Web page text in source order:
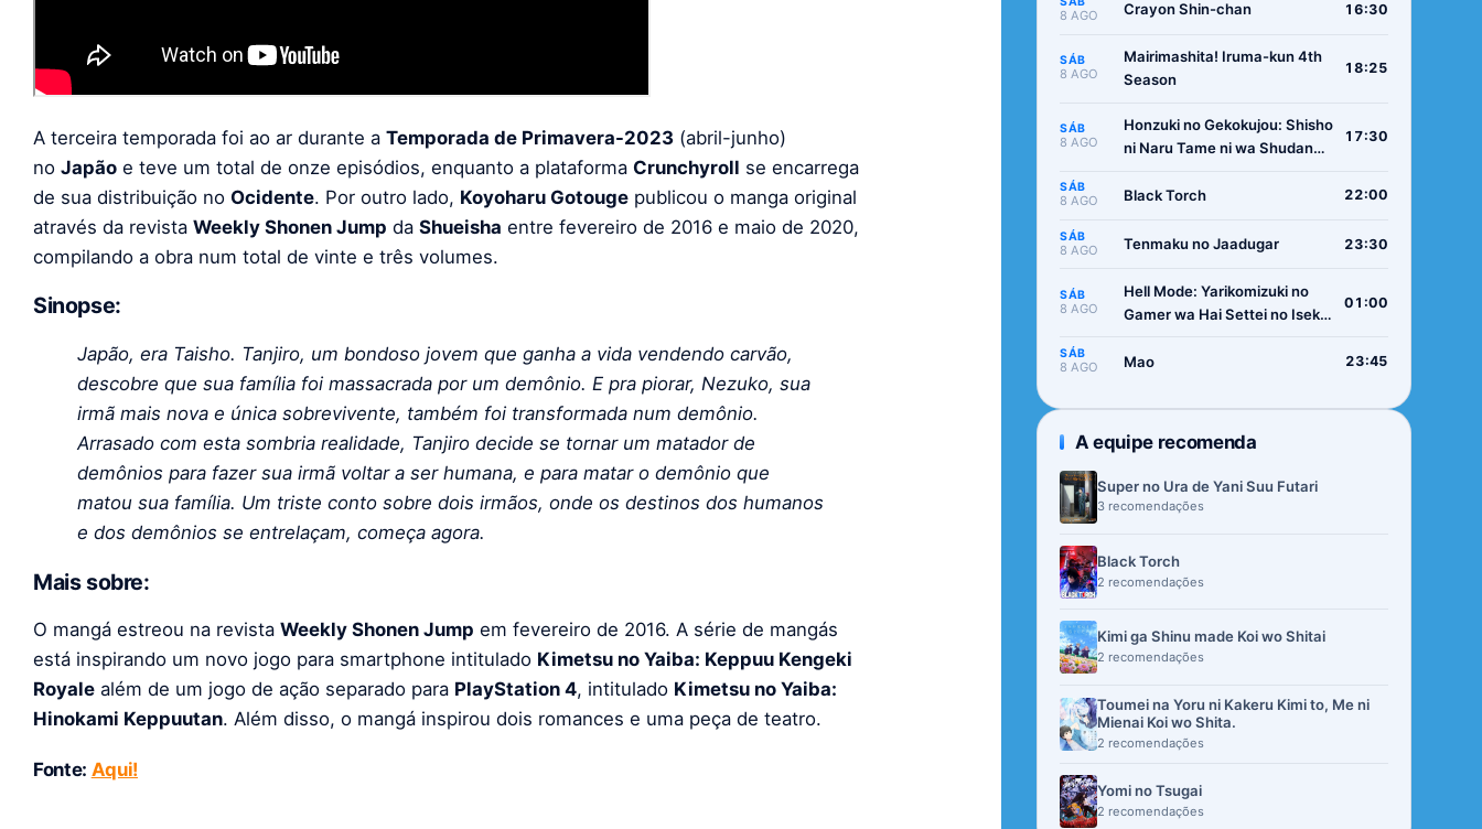
A terceira temporada foi ao ar durante a Temporada de Primavera-2023 (abril-junho)
no Japão e teve um total de onze episódios, enquanto a plataforma Crunchyroll se encarrega
de sua distribuição no Ocidente. Por outro lado, Koyoharu Gotouge publicou o manga original
através da revista Weekly Shonen Jump da Shueisha entre fevereiro de 2016 e maio de 2020,
compilando a obra num total de vinte e três volumes.
Sinopse:
Japão, era Taisho. Tanjiro, um bondoso jovem que ganha a vida vendendo carvão,
descobre que sua família foi massacrada por um demônio. E pra piorar, Nezuko, sua
irmã mais nova e única sobrevivente, também foi transformada num demônio.
Arrasado com esta sombria realidade, Tanjiro decide se tornar um matador de
demônios para fazer sua irmã voltar a ser humana, e para matar o demônio que
matou sua família. Um triste conto sobre dois irmãos, onde os destinos dos humanos
e dos demônios se entrelaçam, começa agora.
Mais sobre:
O mangá estreou na revista Weekly Shonen Jump em fevereiro de 2016. A série de mangás
está inspirando um novo jogo para smartphone intitulado Kimetsu no Yaiba: Keppuu Kengeki
Royale além de um jogo de ação separado para PlayStation 4, intitulado Kimetsu no Yaiba:
Hinokami Keppuutan. Além disso, o mangá inspirou dois romances e uma peça de teatro.
Fonte: Aqui!
8 AGO Crayon Shin-chan 16:30
SÁB
8 AGO
Mairimashita! Iruma-kun 4th
Season
18:25
SÁB
8 AGO
Honzuki no Gekokujou: Shisho
ni Naru Tame ni wa Shudan
Ryoushu no Youjo
17:30
SÁB
8 AGO Black Torch 22:00
SÁB
8 AGO Tenmaku no Jaadugar 23:30
SÁB
8 AGO
Hell Mode: Yarikomizuki no
Gamer wa Hai Settei no Isekai
01:00
SÁB
8 AGO Mao 23:45
A equipe recomenda
Super no Ura de Yani Suu Futari
3 recomendações
Black Torch
2 recomendações
Kimi ga Shinu made Koi wo Shitai
2 recomendações
Toumei na Yoru ni Kakeru Kimi to, Me ni
Mienai Koi wo Shita.
2 recomendações
Yomi no Tsugai
2 recomendações